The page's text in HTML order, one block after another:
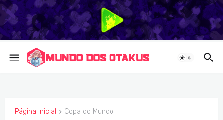
Página inicial Copa do Mundo
COPA DO MUNDO